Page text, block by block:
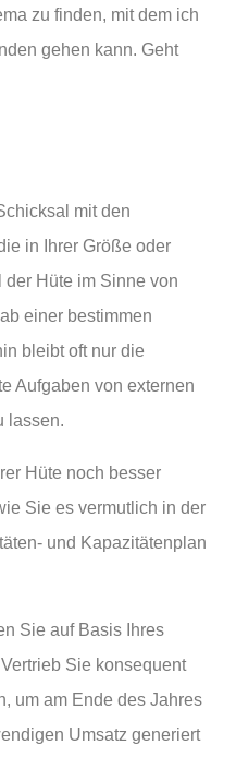
zu finden, mit dem ich
gehen kann. Geht
mit den
in Ihrer Größe oder
Hüte im Sinne von
einer bestimmen
bleibt oft nur die
Aufgaben von externen
lassen.
Hüte noch besser
Sie es vermutlich in der
und Kapazitätenplan
Sie auf Basis Ihres
Sie konsequent
um am Ende des Jahres
Umsatz generiert